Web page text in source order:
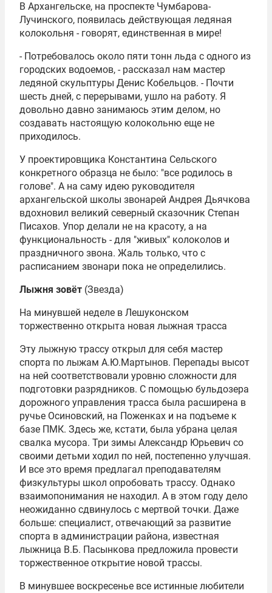
В Архангельске, на проспекте Чумбарова-
Лучинского, появилась действующая ледяная
колокольня - говорят, единственная в мире!
- Потребовалось около пяти тонн льда с одного из
городских водоемов, - рассказал нам мастер
ледяной скульптуры Денис Кобельцов. - Почти
шесть дней, с перерывами, ушло на работу. Я
довольно давно занимаюсь этим делом, но
создавать настоящую колокольню еще не
приходилось.
У проектировщика Константина Сельского
конкретного образца не было: "все родилось в
голове". А на саму идею руководителя
архангельской школы звонарей Андрея Дьячкова
вдохновил великий северный сказочник Степан
Писахов. Упор делали не на красоту, а на
функциональность - для "живых" колоколов и
праздничного звона. Жаль только, что с
расписанием звонари пока не определились.
Лыжня зовёт (Звезда)
На минувшей неделе в Лешуконском
торжественно открыта новая лыжная трасса
Эту лыжную трассу открыл для себя мастер
спорта по лыжам А.Ю.Мартынов. Перепады высот
на ней соответствовали уровню сложности для
подготовки разрядников. С помощью бульдозера
дорожного управления трасса была расширена в
ручье Осиновский, на Поженках и на подъеме к
базе ПМК. Здесь же, кстати, была убрана целая
свалка мусора. Три зимы Александр Юрьевич со
своими детьми ходил по ней, постепенно улучшая.
И все это время предлагал преподавателям
физкультуры школ опробовать трассу. Однако
взаимопонимания не находил. А в этом году дело
неожиданно сдвинулось с мертвой точки. Даже
больше: специалист, отвечающий за развитие
спорта в администрации района, известная
лыжница В.Б. Пасынкова предложила провести
торжественное открытие новой трассы.
В минувшее воскресенье все истинные любители